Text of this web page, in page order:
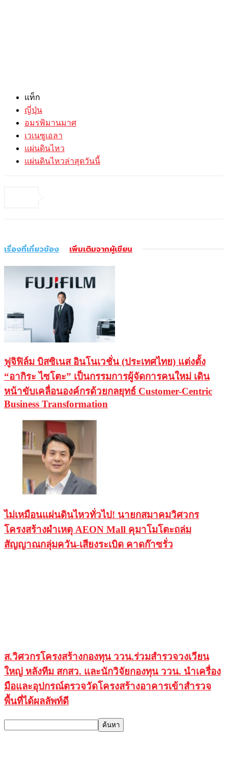
แท็ก
ญี่ปุ่น
อมรพิมานมาศ
เวเนซูเอลา
แผ่นดินไหว
แผ่นดินไหวล่าสุดวันนี้
เรื่องที่เกี่ยวข้อง เพิ่มเติมจากผู้เขียน
ฟูจิฟิล์ม บิสซิเนส อินโนเวชั่น (ประเทศไทย) แต่งตั้ง
“อากิระ ไซโตะ” เป็นกรรมการผู้จัดการคนใหม่ เดิน
หน้าขับเคลื่อนองค์กรด้วยกลยุทธ์ Customer-Centric
Business Transformation
ไม่เหมือนแผ่นดินไหวทั่วไป! นายกสมาคมวิศวกร
โครงสร้างผำเหตุ AEON Mall คุมาโมโตะถล่ม
สัญญาณกลุ่มควัน-เสียงระเบิด คาดก๊าซรั่ว
ส.วิศวกรโครงสร้างกองทุน ววน.ร่วมสำรวจวงเวียน
ใหญ่ หลังทีม สกสว. และนักวิจัยกองทุน ววน. นำเครื่อง
มือและอุปกรณ์ตรวจวัดโครงสร้างอาคารเข้าสำรวจ
พื้นที่ได้ผลลัพท์ดี